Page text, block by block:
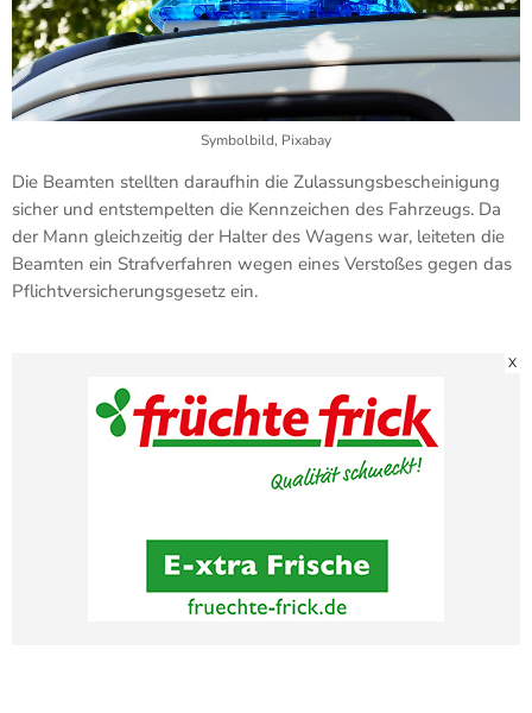
Symbolbild, Pixabay
Die Beamten stellten daraufhin die Zulassungsbescheinigung
sicher und entstempelten die Kennzeichen des Fahrzeugs. Da
der Mann gleichzeitig der Halter des Wagens war, leiteten die
Beamten ein Strafverfahren wegen eines Verstoßes gegen das
Pflichtversicherungsgesetz ein.
X